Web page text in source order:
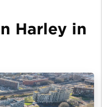
Harley in